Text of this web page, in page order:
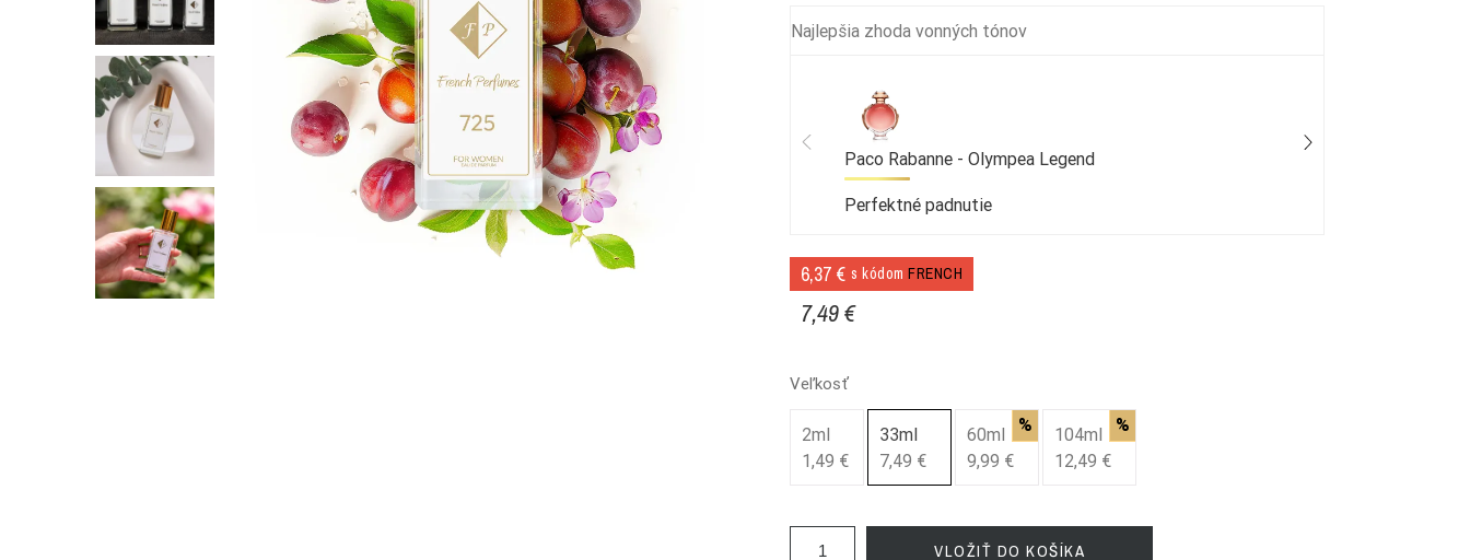
Najlepšia zhoda vonných tónov
Paco Rabanne - Olympea Legend
Perfektné padnutie
6,37 € s kódom FRENCH
7,49 €
Veľkosť
2ml
1,49 €
33ml
7,49 €
60ml %
9,99 €
104ml %
12,49 €
VLOŽIŤ DO KOŠÍKA